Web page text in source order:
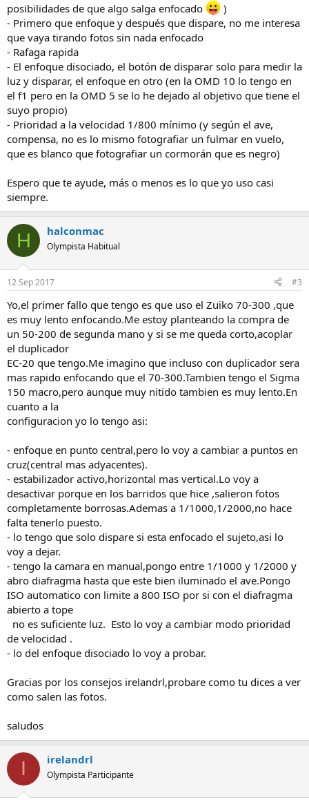
posibilidades de que algo salga enfocado
)
- Primero que enfoque y después que dispare, no me interesa
que vaya tirando fotos sin nada enfocado
- Rafaga rapida
- El enfoque disociado, el botón de disparar solo para medir la
luz y disparar, el enfoque en otro (en la OMD 10 lo tengo en
el f1 pero en la OMD 5 se lo he dejado al objetivo que tiene el
suyo propio)
- Prioridad a la velocidad 1/800 mínimo (y según el ave,
compensa, no es lo mismo fotografiar un fulmar en vuelo,
que es blanco que fotografiar un cormorán que es negro)
Espero que te ayude, más o menos es lo que yo uso casi
siempre.
H halconmac
Olympista Habitual
12 Sep 2017 #3
Yo,el primer fallo que tengo es que uso el Zuiko 70-300 ,que
es muy lento enfocando.Me estoy planteando la compra de
un 50-200 de segunda mano y si se me queda corto,acoplar
el duplicador
EC-20 que tengo.Me imagino que incluso con duplicador sera
mas rapido enfocando que el 70-300.Tambien tengo el Sigma
150 macro,pero aunque muy nitido tambien es muy lento.En
cuanto a la
configuracion yo lo tengo asi:
- enfoque en punto central,pero lo voy a cambiar a puntos en
cruz(central mas adyacentes).
- estabilizador activo,horizontal mas vertical.Lo voy a
desactivar porque en los barridos que hice ,salieron fotos
completamente borrosas.Ademas a 1/1000,1/2000,no hace
falta tenerlo puesto.
- lo tengo que solo dispare si esta enfocado el sujeto,asi lo
voy a dejar.
- tengo la camara en manual,pongo entre 1/1000 y 1/2000 y
abro diafragma hasta que este bien iluminado el ave.Pongo
ISO automatico con limite a 800 ISO por si con el diafragma
abierto a tope
no es suficiente luz. Esto lo voy a cambiar modo prioridad
de velocidad .
- lo del enfoque disociado lo voy a probar.
Gracias por los consejos irelandrl,probare como tu dices a ver
como salen las fotos.
saludos
I irelandrl
Olympista Participante